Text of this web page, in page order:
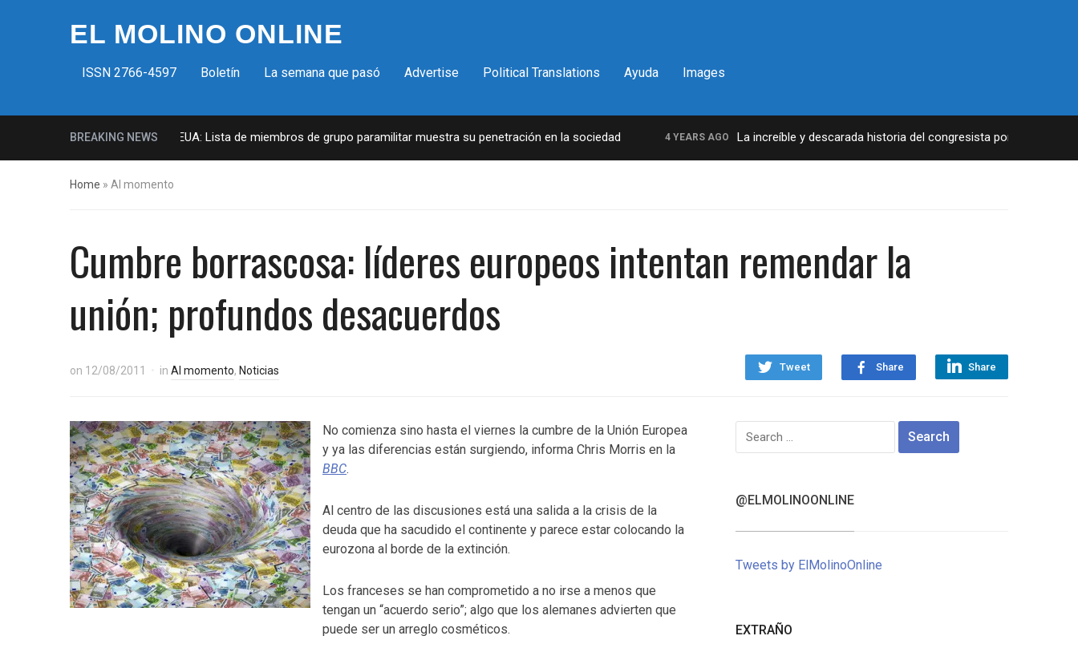
EL MOLINO ONLINE
ISSN 2766-4597 Boletín La semana que pasó Advertise Political Translations Ayuda Images
BREAKING NEWS
Milicias fascistas en EUA: Lista de miembros de grupo paramilitar muestra su penetración en la sociedad 4 YEARS AGO La increíble y descarada historia del congresista por NY George
Home » Al momento
Cumbre borrascosa: líderes europeos intentan remendar la
unión; profundos desacuerdos
Tweet Share Share
on 12/08/2011 in Al momento, Noticias
No comienza sino hasta el viernes la cumbre de la Unión Europea
y ya las diferencias están surgiendo, informa Chris Morris en la
BBC.
Al centro de las discusiones está una salida a la crisis de la
deuda que ha sacudido el continente y parece estar colocando la
eurozona al borde de la extinción.
Los franceses se han comprometido a no irse a menos que
tengan un “acuerdo serio”; algo que los alemanes advierten que
puede ser un arreglo cosméticos.
Search
for:
@ELMOLINOONLINE
Tweets by ElMolinoOnline
EXTRAÑO